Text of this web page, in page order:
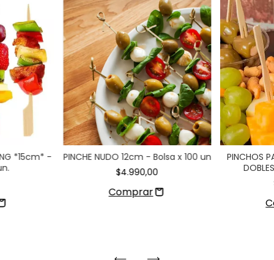
*15cm* -
PINCHE NUDO 12cm - Bolsa x 100 un
$4.990,00
PINCHOS